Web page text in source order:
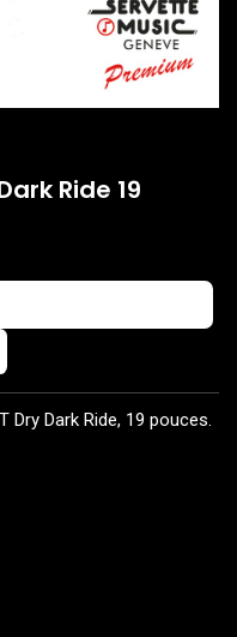
Ride 19
Dry Dark Ride, 19 pouces.